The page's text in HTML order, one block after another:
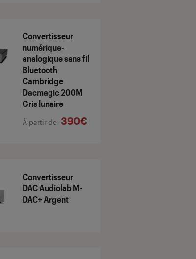
Convertisseur
numérique-
analogique sans fil
Bluetooth
Cambridge
Dacmagic 200M
Gris lunaire
À partir de 390€
Convertisseur
DAC Audiolab M-
DAC+ Argent